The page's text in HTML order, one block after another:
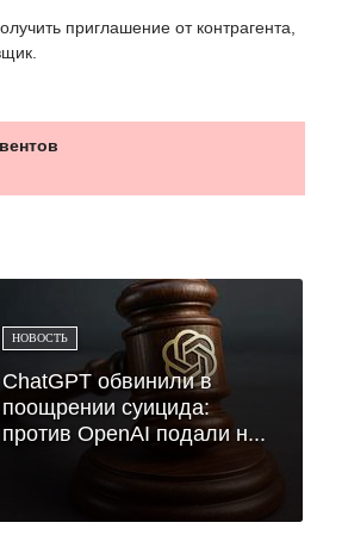
приглашение от контрагента,
НОВОСТЬ
ChatGPT обвинили в
поощрении суицида:
против OpenAI подали н...